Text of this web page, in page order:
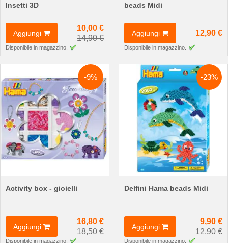
Insetti 3D
Aggiungi
10,00 €
14,90 €
Disponibile in magazzino.
beads Midi
Aggiungi 12,90 €
Disponibile in magazzino.
-9%
Activity box - gioielli
Aggiungi
16,80 €
18,50 €
Disponibile in magazzino.
-23%
Delfini Hama beads Midi
Aggiungi
9,90 €
12,90 €
Disponibile in magazzino.